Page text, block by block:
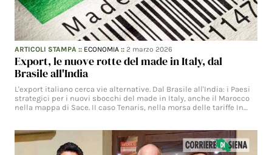
ARTICOLI STAMPA :: ECONOMIA ::2 marzo 2026
Export, le nuove rotte del made in Italy, dal
Brasile all'India
L'export italiano cerca vie alternative. Dal Brasile all'India: i Paesi
strategici per i nuovi sbocchi del made in Italy, anche il Marocco
nella mappa di Sace. II caso Tenaris, nella morsa delle tariffe In…